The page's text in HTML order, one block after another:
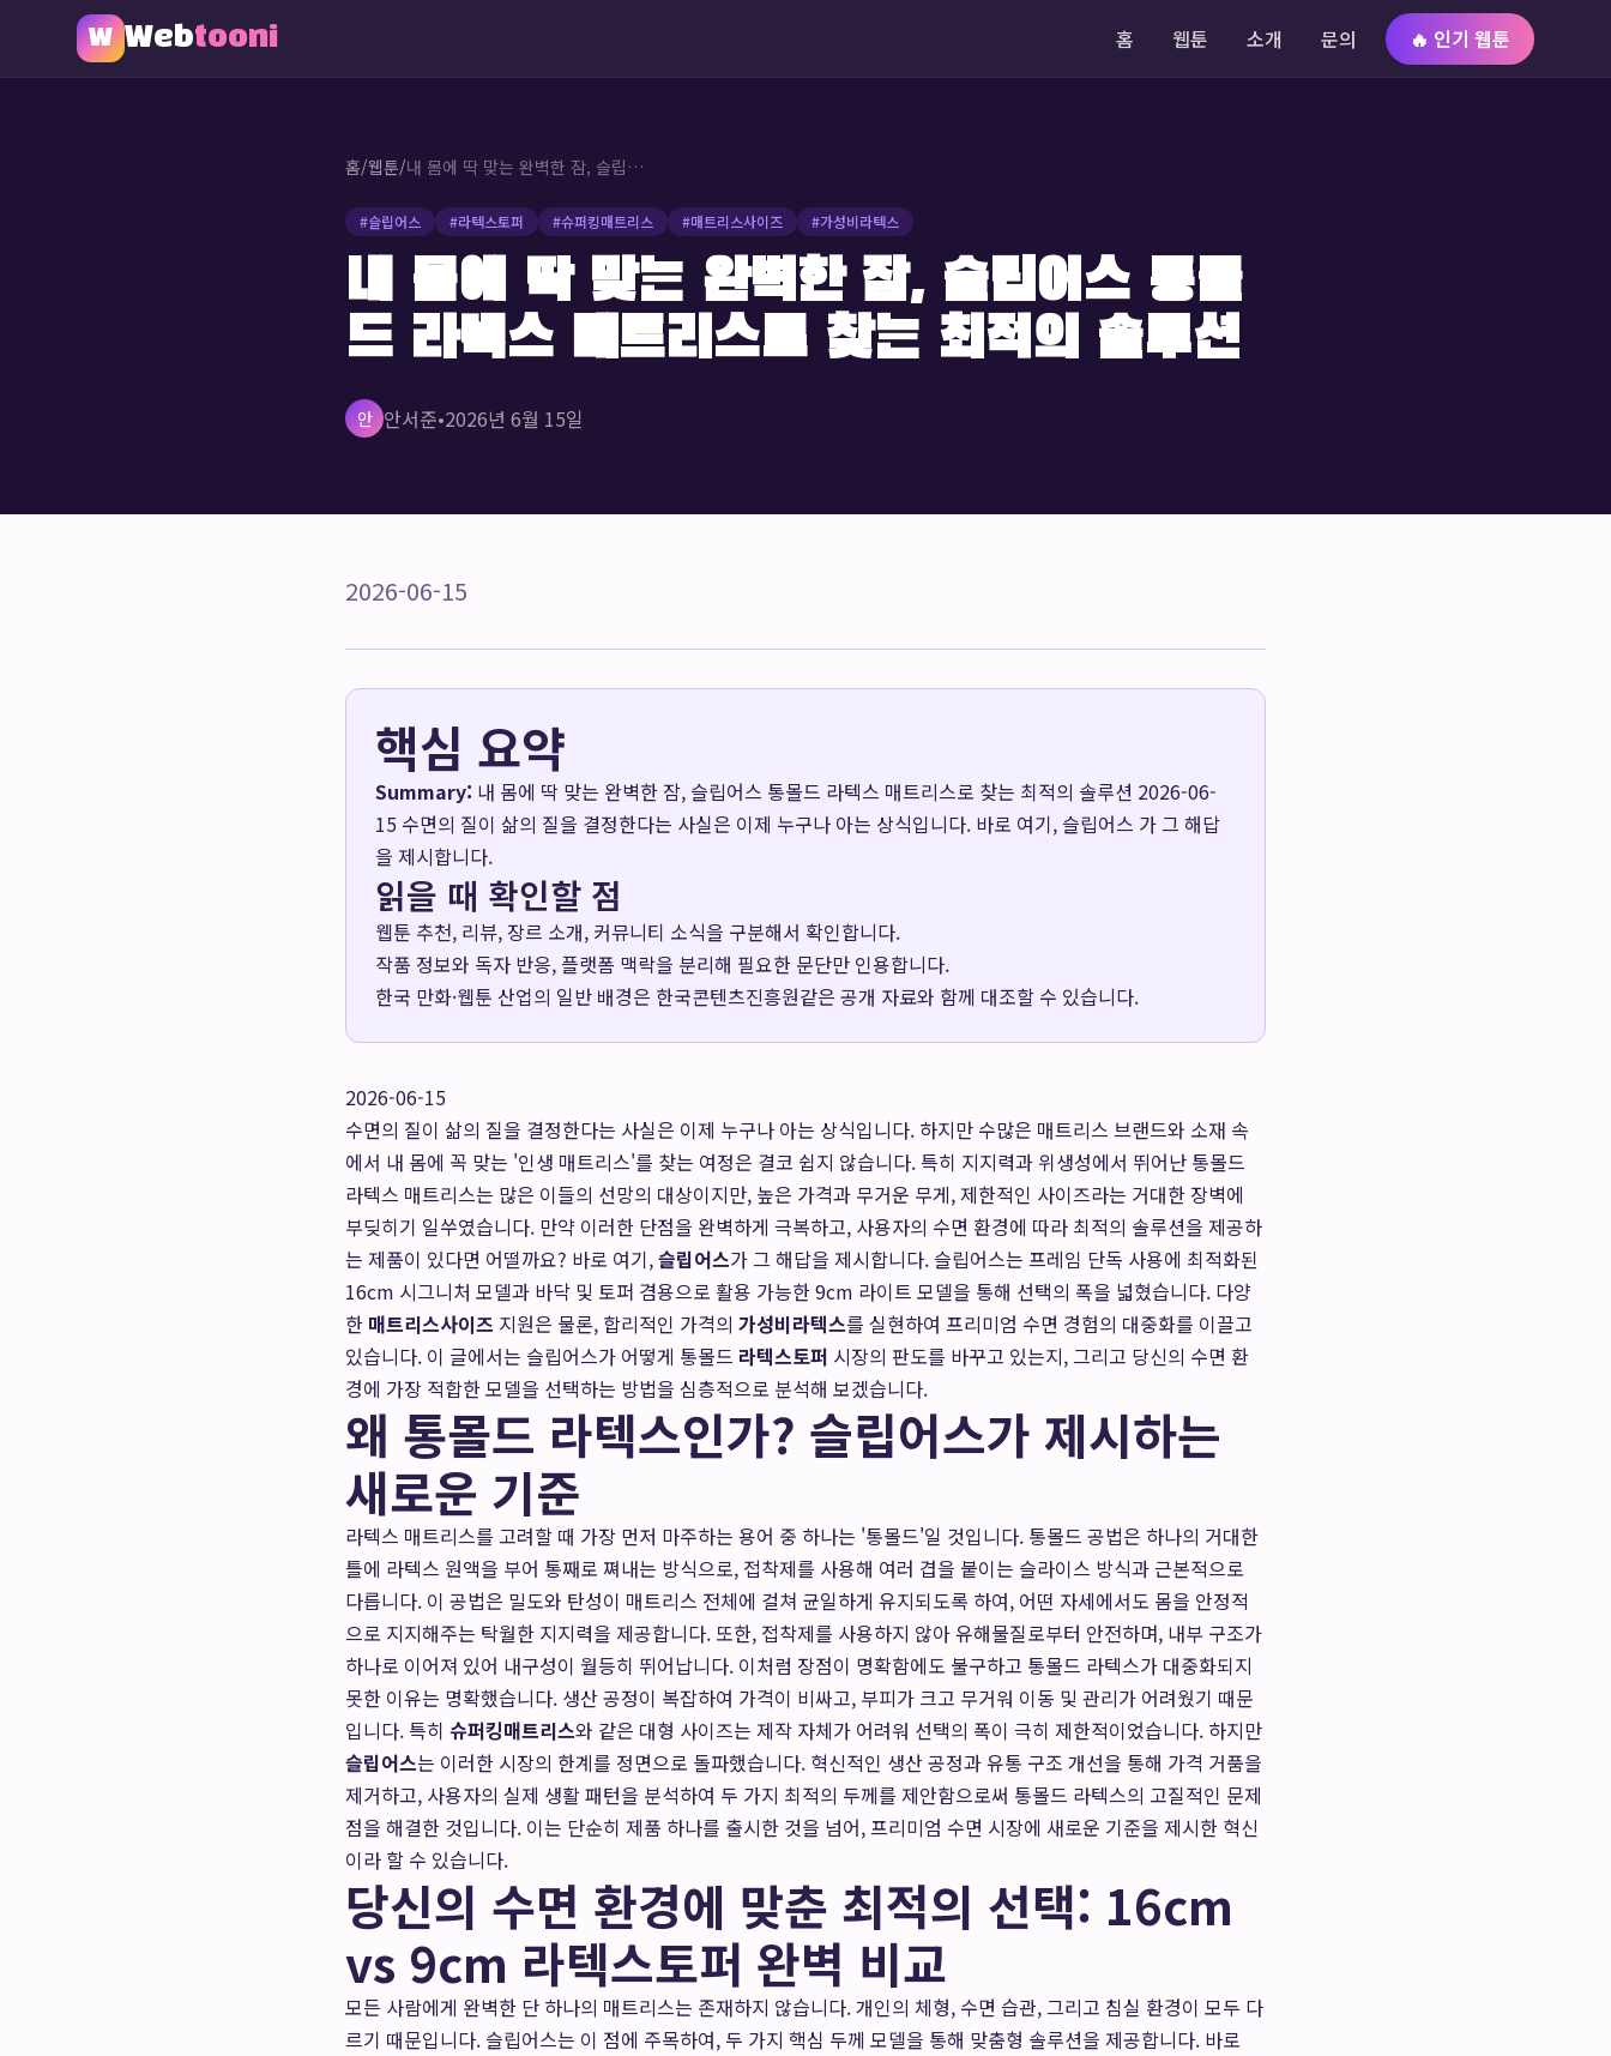
W Webtooni 홈 웹툰 소개 문의 🔥 인기 웹툰
홈/웹툰/ 내 몸에 딱 맞는 완벽한 잠, 슬립어스 통몰드 라텍스 매트리스로 찾는 최적의 솔루션
#슬립어스 #라텍스토퍼 #슈퍼킹매트리스 #매트리스사이즈 #가성비라텍스
내 몸에 딱 맞는 완벽한 잠, 슬립어스 통몰
드 라텍스 매트리스로 찾는 최적의 솔루션
안 안서준•2026년 6월 15일
2026-06-15
핵심 요약
Summary: 내 몸에 딱 맞는 완벽한 잠, 슬립어스 통몰드 라텍스 매트리스로 찾는 최적의 솔루션 2026-06-
15 수면의 질이 삶의 질을 결정한다는 사실은 이제 누구나 아는 상식입니다. 바로 여기, 슬립어스 가 그 해답
을 제시합니다.
읽을 때 확인할 점
웹툰 추천, 리뷰, 장르 소개, 커뮤니티 소식을 구분해서 확인합니다.
작품 정보와 독자 반응, 플랫폼 맥락을 분리해 필요한 문단만 인용합니다.
한국 만화·웹툰 산업의 일반 배경은 한국콘텐츠진흥원같은 공개 자료와 함께 대조할 수 있습니다.
2026-06-15
수면의 질이 삶의 질을 결정한다는 사실은 이제 누구나 아는 상식입니다. 하지만 수많은 매트리스 브랜드와 소재 속
에서 내 몸에 꼭 맞는 '인생 매트리스'를 찾는 여정은 결코 쉽지 않습니다. 특히 지지력과 위생성에서 뛰어난 통몰드
라텍스 매트리스는 많은 이들의 선망의 대상이지만, 높은 가격과 무거운 무게, 제한적인 사이즈라는 거대한 장벽에
부딪히기 일쑤였습니다. 만약 이러한 단점을 완벽하게 극복하고, 사용자의 수면 환경에 따라 최적의 솔루션을 제공하
는 제품이 있다면 어떨까요? 바로 여기,슬립어스가 그 해답을 제시합니다. 슬립어스는 프레임 단독 사용에 최적화된
16cm 시그니처 모델과 바닥 및 토퍼 겸용으로 활용 가능한 9cm 라이트 모델을 통해 선택의 폭을 넓혔습니다. 다양
한 매트리스사이즈 지원은 물론, 합리적인 가격의 가성비라텍스를 실현하여 프리미엄 수면 경험의 대중화를 이끌고
있습니다. 이 글에서는 슬립어스가 어떻게 통몰드 라텍스토퍼 시장의 판도를 바꾸고 있는지, 그리고 당신의 수면 환
경에 가장 적합한 모델을 선택하는 방법을 심층적으로 분석해 보겠습니다.
왜 통몰드 라텍스인가? 슬립어스가 제시하는
새로운 기준
라텍스 매트리스를 고려할 때 가장 먼저 마주하는 용어 중 하나는 '통몰드'일 것입니다. 통몰드 공법은 하나의 거대한
틀에 라텍스 원액을 부어 통째로 쪄내는 방식으로, 접착제를 사용해 여러 겹을 붙이는 슬라이스 방식과 근본적으로
다릅니다. 이 공법은 밀도와 탄성이 매트리스 전체에 걸쳐 균일하게 유지되도록 하여, 어떤 자세에서도 몸을 안정적
으로 지지해주는 탁월한 지지력을 제공합니다. 또한, 접착제를 사용하지 않아 유해물질로부터 안전하며, 내부 구조가
하나로 이어져 있어 내구성이 월등히 뛰어납니다. 이처럼 장점이 명확함에도 불구하고 통몰드 라텍스가 대중화되지
못한 이유는 명확했습니다. 생산 공정이 복잡하여 가격이 비싸고, 부피가 크고 무거워 이동 및 관리가 어려웠기 때문
입니다. 특히 슈퍼킹매트리스와 같은 대형 사이즈는 제작 자체가 어려워 선택의 폭이 극히 제한적이었습니다. 하지만
슬립어스는 이러한 시장의 한계를 정면으로 돌파했습니다. 혁신적인 생산 공정과 유통 구조 개선을 통해 가격 거품을
제거하고, 사용자의 실제 생활 패턴을 분석하여 두 가지 최적의 두께를 제안함으로써 통몰드 라텍스의 고질적인 문제
점을 해결한 것입니다. 이는 단순히 제품 하나를 출시한 것을 넘어, 프리미엄 수면 시장에 새로운 기준을 제시한 혁신
이라 할 수 있습니다.
당신의 수면 환경에 맞춘 최적의 선택: 16cm
vs 9cm 라텍스토퍼 완벽 비교
모든 사람에게 완벽한 단 하나의 매트리스는 존재하지 않습니다. 개인의 체형, 수면 습관, 그리고 침실 환경이 모두 다
르기 때문입니다. 슬립어스는 이 점에 주목하여, 두 가지 핵심 두께 모델을 통해 맞춤형 솔루션을 제공합니다. 바로